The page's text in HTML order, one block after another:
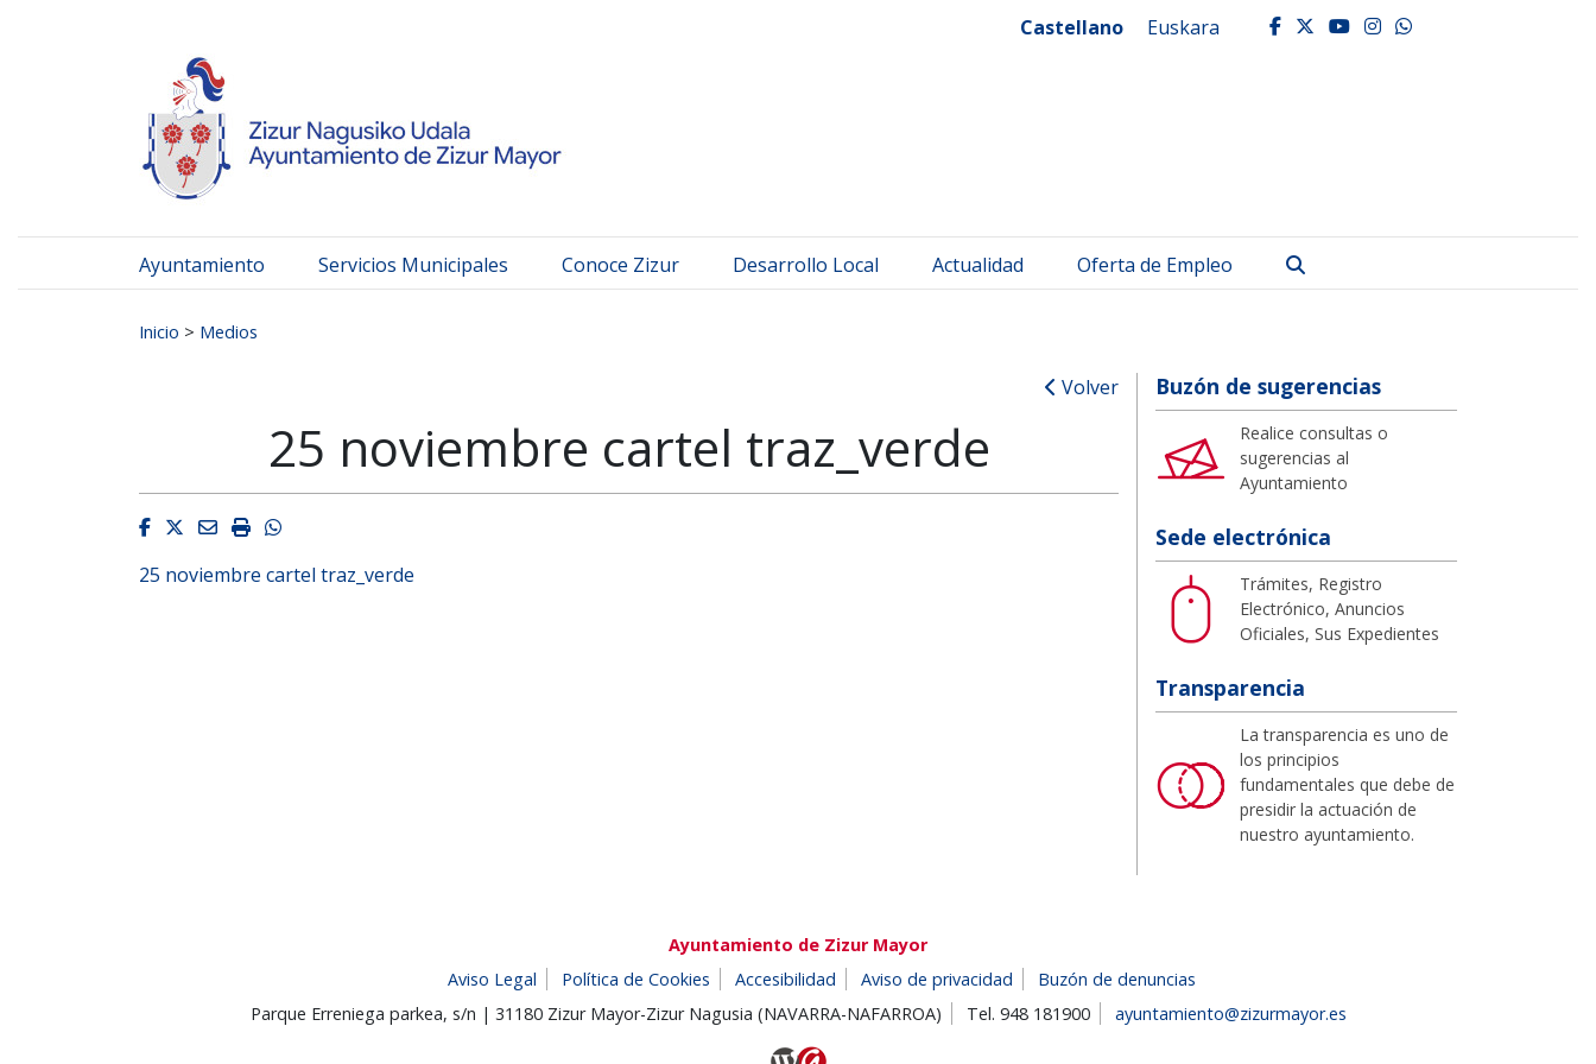
Castellano Euskara facebook
twitter
youtube
instagram
whatsapp
Ayuntamiento Servicios Municipales Conoce Zizur Desarrollo Local Actualidad Oferta de Empleo
Inicio > Medios
Volver
25 noviembre cartel traz_verde
Facebook
Twitter
EmailImprimirWhatsapp
25 noviembre cartel traz_verde
Buzón de sugerencias
Realice consultas o
sugerencias al
Ayuntamiento
Sede electrónica
Trámites, Registro
Electrónico, Anuncios
Oficiales, Sus Expedientes
Transparencia
La transparencia es uno de
los principios
fundamentales que debe de
presidir la actuación de
nuestro ayuntamiento.
Ayuntamiento de Zizur Mayor
Aviso Legal
Política de Cookies Accesibilidad Aviso de privacidad
Buzón de denuncias
Parque Erreniega parkea, s/n | 31180 Zizur Mayor-Zizur Nagusia (NAVARRA-NAFARROA)
Tel. 948 181900 ayuntamiento@zizurmayor.es